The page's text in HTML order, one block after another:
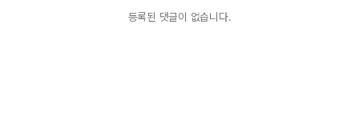
등록된 댓글이 없습니다.